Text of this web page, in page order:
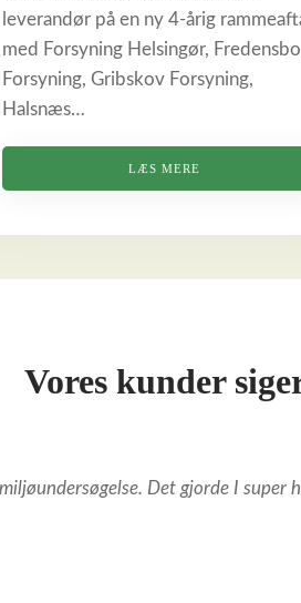
leverandør på en ny 4-årig
med Forsyning Helsingør,
Forsyning, Gribskov Forsyning,
Halsnæs…
LÆS MERE
Vores kunder
Det gjorde I